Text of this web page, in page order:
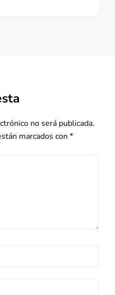
no será publicada.
marcados con *